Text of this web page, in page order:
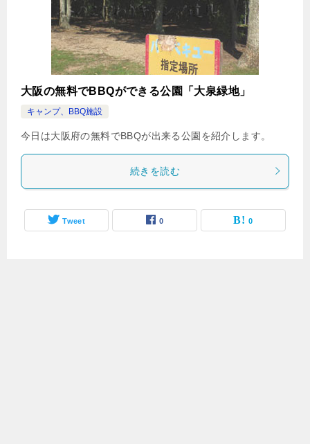
大阪の無料でBBQができる公園「大泉緑地」
キャンプ、BBQ施設
今日は大阪府の無料でBBQが出来る公園を紹介します。
続きを読む
Tweet 0 0